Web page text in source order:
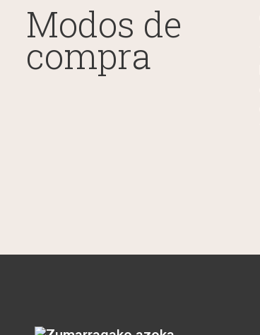
Modos de
compra